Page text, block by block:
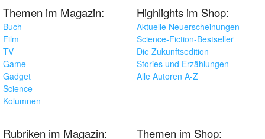
Themen im Magazin:
Buch
Film
TV
Game
Gadget
Science
Kolumnen
Highlights im Shop:
Aktuelle Neuerscheinungen
Science-Fiction-Bestseller
Die Zukunftsedition
Stories und Erzählungen
Alle Autoren A-Z
Rubriken im Magazin: Themen im Shop: